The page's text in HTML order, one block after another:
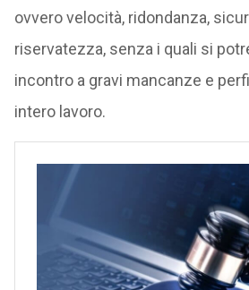
ovvero velocità, ridondanza,
riservatezza, senza i quali si
incontro a gravi mancanze e
intero lavoro.